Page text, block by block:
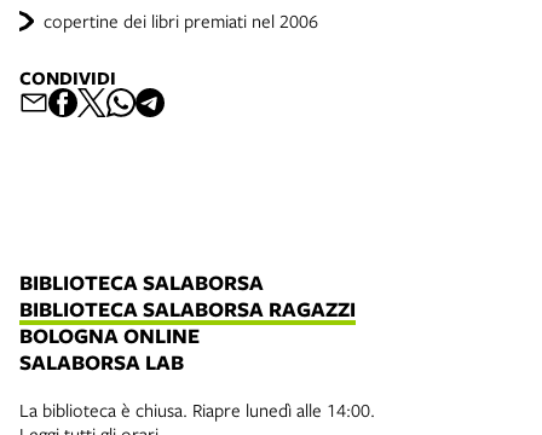
copertine dei libri premiati nel 2006
CONDIVIDI
BIBLIOTECA SALABORSA
BIBLIOTECA SALABORSA RAGAZZI
BOLOGNA ONLINE
SALABORSA LAB
La biblioteca è chiusa. Riapre lunedì alle 14:00.